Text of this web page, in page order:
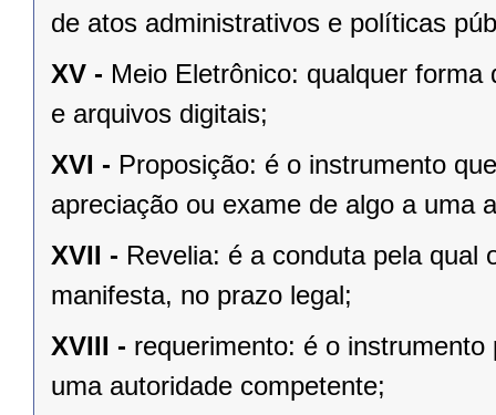
de atos administrativos e políticas
XV - Meio Eletrônico: qualquer
e arquivos digitais;
XVI - Proposição: é o instrumento
apreciação ou exame de algo a uma
XVII - Revelia: é a conduta pela qual
manifesta, no prazo legal;
XVIII - requerimento: é o
uma autoridade competente;